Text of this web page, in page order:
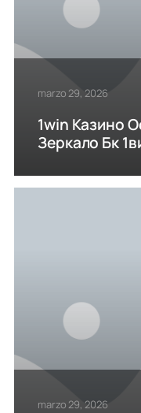
marzo 29, 2026
1win Казино
Зеркало Бк
marzo 29, 2026